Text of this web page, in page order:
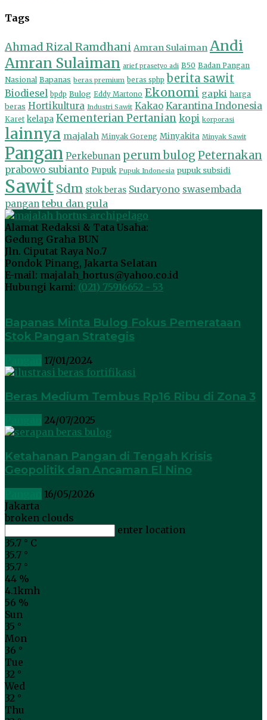
Tags
Ahmad Rizal Ramdhani Amran Sulaiman Andi
Amran Sulaiman arief prasetyo adi B50 Badan Pangan
Nasional Bapanas beras premium beras sphp berita sawit
Biodiesel bpdp Bulog Eddy Martono Ekonomi gapki harga
beras Hortikultura Industri Sawit Kakao Karantina Indonesia
Karet kelapa Kementerian Pertanian kopi korporasi
lainnya majalah Minyak Goreng Minyakita Minyak Sawit
Pangan Perkebunan perum bulog Peternakan
prabowo subianto Pupuk Pupuk Indonesia pupuk subsidi
Sawit Sdm stok beras Sudaryono swasembada
pangan tebu dan gula
Alamat Redaksi & Tata Usaha:
Gedung Graha BUN
Jln. Ciputat Raya No.7
Pondok Pinang, Jakarta Selatan
E-mail: majalah_hortus@yahoo.co.id
Hubungi kami: (021) 75916652 - 53
Bapanas Minta Bulog Fokus Pemerataan
Stok Pangan Strategis
17/01/2024
Beras Medium Tembus Rp16 Ribu di Zona 3
24/07/2025
Ketahanan Pangan di Tengah Krisis
Geopolitik dan Ancaman El Nino
16/05/2026
Jakarta
broken clouds
enter location
35.7 ° C
35.7 °
35.7 °
44 %
4.1kmh
56 %
Sun
35 °
Mon
36 °
Tue
32 °
Wed
32 °
Thu